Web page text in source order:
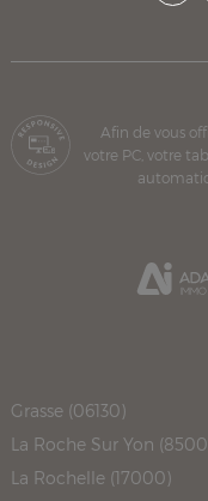
Afin de vous
votre PC, votre
Grasse (06130)
La Roche Sur Yon
La Rochelle (17000)